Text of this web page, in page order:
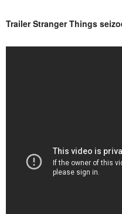
Trailer Stranger Things